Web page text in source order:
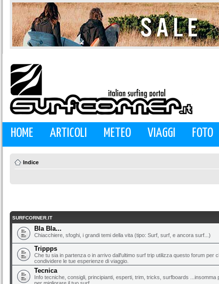
HOME ARTICOLI METEO VIAGGI FOTO
Indice
SURFCORNER.IT
Bla Bla...
Chiacchiere, sfoghi, i grandi temi della vita (tipo: Surf, surf, e ancora surf...)
Trippps
Che tu sia in partenza o in arrivo dall'ultimo surf trip utilizza questo forum per
condividere le tue esperienze di viaggio.
Tecnica
Info tecniche, consigli, principianti, esperti, trim, tricks, surfboards ...insomma
per migliorare il tuo surf.